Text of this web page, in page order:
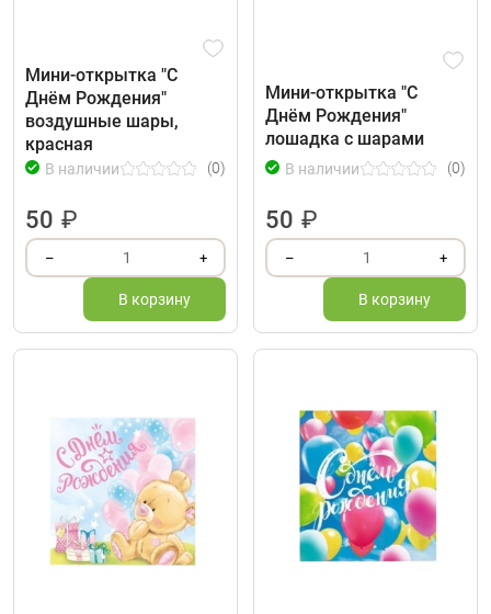
Мини-открытка "С
Днём Рождения"
воздушные шары,
красная
В наличии (0)
50 ₽
– 1 +
В корзину
Мини-открытка "С
Днём Рождения"
лошадка с шарами
В наличии (0)
50 ₽
– 1 +
В корзину